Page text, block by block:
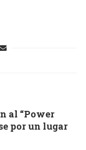
al “Power
por un lugar